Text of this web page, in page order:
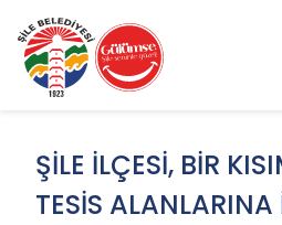
ŞİLE İLÇESİ, BİR
TESİS ALANLARINA